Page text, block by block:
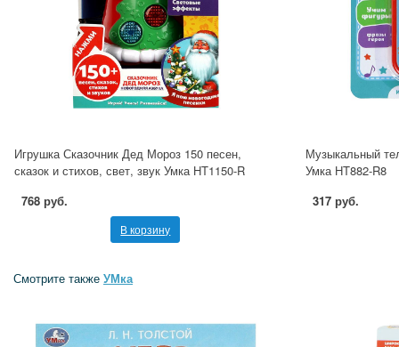
Игрушка Сказочник Дед Мороз 150 песен,
сказок и стихов, свет, звук Умка HT1150-R
768 руб.
В корзину
Музыкальный
Умка HT882-R8
317 руб.
Смотрите также УМка